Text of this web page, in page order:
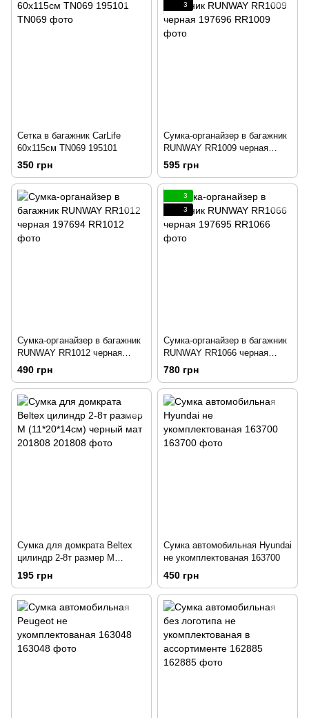
Сетка в багажник CarLife
60х115см TN069 195101
350 грн
3
Сумка-органайзер в багажник
RUNWAY RR1009 черная
197696
595 грн
Сумка-органайзер в багажник
RUNWAY RR1012 черная
197694
490 грн
3
3
Сумка-органайзер в багажник
RUNWAY RR1066 черная
197695
780 грн
Сумка для домкрата Beltex
цилиндр 2-8т размер М
(11*20*14см) черный мат
201808
195 грн
Сумка автомобильная Hyundai
не укомплектованая 163700
450 грн